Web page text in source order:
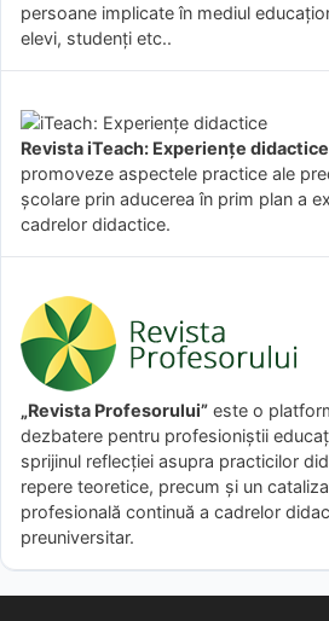
persoane implicate în mediul
elevi, studenți etc..
Revista iTeach: Experienţe didactice
promoveze aspectele practice ale
şcolare prin aducerea în prim plan a
cadrelor didactice.
„Revista Profesorului” este o
dezbatere pentru profesioniștii
sprijinul reflecției asupra practicilor
repere teoretice, precum și un
profesională continuă a cadrelor
preuniversitar.